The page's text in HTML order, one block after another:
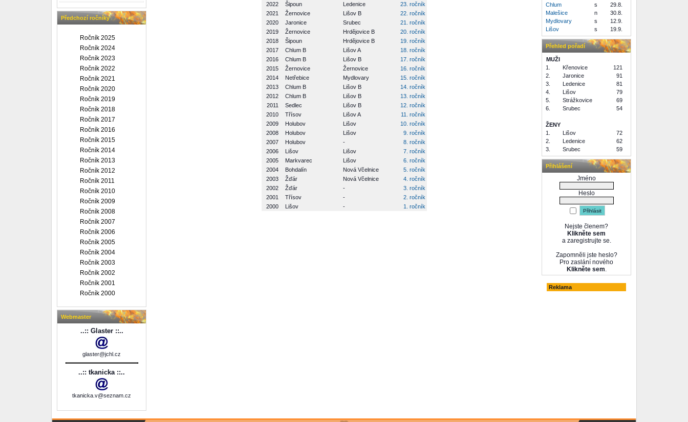
Předchozí ročníky
Ročník 2025
Ročník 2024
Ročník 2023
Ročník 2022
Ročník 2021
Ročník 2020
Ročník 2019
Ročník 2018
Ročník 2017
Ročník 2016
Ročník 2015
Ročník 2014
Ročník 2013
Ročník 2012
Ročník 2011
Ročník 2010
Ročník 2009
Ročník 2008
Ročník 2007
Ročník 2006
Ročník 2005
Ročník 2004
Ročník 2003
Ročník 2002
Ročník 2001
Ročník 2000
Webmaster
..:: Glaster ::..
glaster@jchl.cz
..:: tkanicka ::..
tkanicka.v@seznam.cz
2022
Šipoun Ledenice
23. ročník
2021
Žernovice Lišov B
22. ročník
2020
Jaronice Srubec
21. ročník
2019
Žernovice Hrdějovice B
20. ročník
2018
Šipoun Hrdějovice B
19. ročník
2017
Chlum B Lišov A
18. ročník
2016
Chlum B Lišov B
17. ročník
2015
Žernovice Žernovice
16. ročník
2014
Netřebice Mydlovary
15. ročník
2013
Chlum B Lišov B
14. ročník
2012
Chlum B Lišov B
13. ročník
2011
Sedlec Lišov B
12. ročník
2010
Třísov Lišov A
11. ročník
2009
Holubov Lišov
10. ročník
2008
Holubov Lišov
9. ročník
2007
Holubov -
8. ročník
2006
Lišov Lišov
7. ročník
2005
Markvarec Lišov
6. ročník
2004
Bohdalín Nová Včelnice
5. ročník
2003
Žďár Nová Včelnice
4. ročník
2002
Žďár -
3. ročník
2001
Třísov -
2. ročník
2000
Lišov - 1. ročník
Chlum
s
29.8.
Malešice
n
30.8.
Mydlovary
s
12.9.
Lišov
s 19.9.
Přehled pořadí
MUŽI
1.
Křenovice
121
2.
Jaronice
91
3.
Ledenice
81
4.
Lišov
79
5.
Strážkovice
69
6.
Srubec 54
ŽENY
1.
Lišov
72
2.
Ledenice
62
3.
Srubec 59
Přihlášení
Jméno
Heslo
Nejste členem?
Klikněte sem
a zaregistrujte se.
Zapomněli jste heslo?
Pro zaslání nového
Klikněte sem.
Reklama